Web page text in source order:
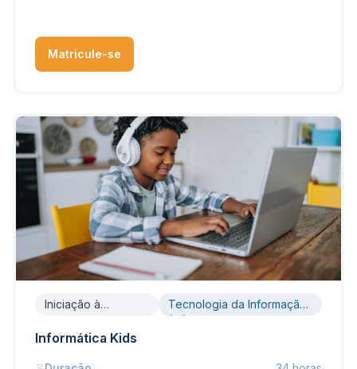
Matricule-se
Iniciação à
Tecnologia da Informação
(TI)
Informática Kids